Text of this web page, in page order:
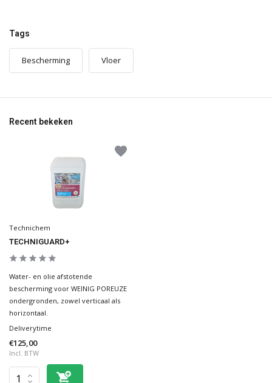
Tags
Bescherming Vloer
Recent bekeken
Technichem
TECHNIGUARD+
Water- en olie afstotende
bescherming voor WEINIG POREUZE
ondergronden, zowel verticaal als
horizontaal.
Deliverytime
€125,00
Incl. BTW